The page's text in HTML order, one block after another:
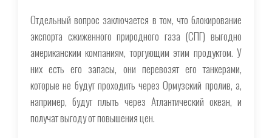
Отдельный вопрос заключается в том, что блокирование
экспорта сжиженного природного газа (СПГ) выгодно
американским компаниям, торгующим этим продуктом. У
них есть его запасы, они перевозят его танкерами,
которые не будут проходить через Ормузский пролив, а,
например, будут плыть через Атлантический океан, и
получат выгоду от повышения цен.